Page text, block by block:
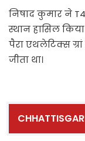
निषाद कुमार ने
स्थान हासिल
पैरा एथलेटिक्स
जीता था।